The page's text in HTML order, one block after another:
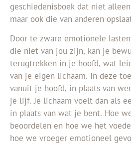
geschiedenisboek dat niet
maar ook die van anderen
Door te zware emotionele
die niet van jou zijn, kan je
terugtrekken in je hoofd, wat
van je eigen lichaam. In deze
vanuit je hoofd, in plaats van
je lijf. Je lichaam voelt dan als
in plaats van wat je bent. Hoe
beoordelen en hoe we het
hoe we vroeger emotioneel